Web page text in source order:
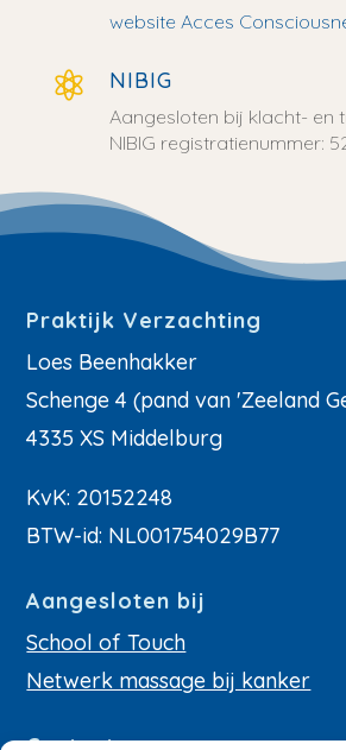
website Acces
 NIBIG
Aangesloten bij klacht- en
NIBIG registratienummer:
Praktijk Verzachting
Loes Beenhakker
Schenge 4 (pand van 'Zeeland
4335 XS Middelburg
KvK: 20152248
BTW-id: NL001754029B77
Aangesloten bij
School of Touch
Netwerk massage bij kanker